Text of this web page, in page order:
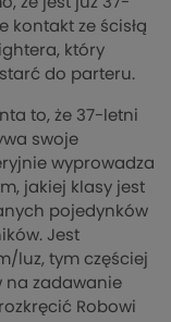
kontakt ze ścisłą
który
do parteru.
to, że 37-letni
swoje
wyprowadza
jakiej klasy jest
pojedynków
Jest
luz, tym częściej
na zadawanie
Robowi